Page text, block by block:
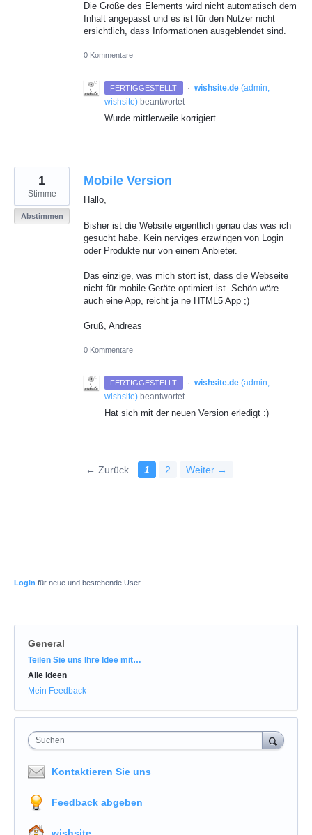
Die Größe des Elements wird nicht automatisch dem
Inhalt angepasst und es ist für den Nutzer nicht
ersichtlich, dass Informationen ausgeblendet sind.
0 Kommentare
FERTIGGESTELLT · wishsite.de (admin,
wishsite) beantwortet
Wurde mittlerweile korrigiert.
Mobile Version
Hallo,
Bisher ist die Website eigentlich genau das was ich
gesucht habe. Kein nerviges erzwingen von Login
oder Produkte nur von einem Anbieter.
Das einzige, was mich stört ist, dass die Webseite
nicht für mobile Geräte optimiert ist. Schön wäre
auch eine App, reicht ja ne HTML5 App ;)
Gruß, Andreas
1
Stimme
Abstimmen
0 Kommentare
FERTIGGESTELLT · wishsite.de (admin,
wishsite) beantwortet
Hat sich mit der neuen Version erledigt :)
← Zurück 1 2 Weiter →
Login für neue und bestehende User
General
Kategorien
Teilen Sie uns Ihre Idee mit…
Alle Ideen
Mein Feedback
Suchen
Kontaktieren Sie uns
Feedback abgeben